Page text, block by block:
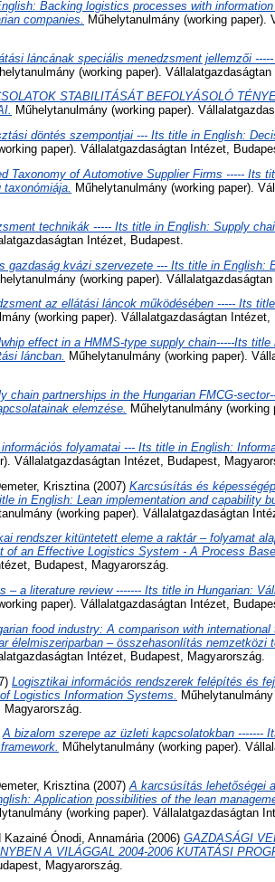
Backing logistics processes with
companies.
Műhelytanulmány (working paper).
láncának speciális menedzsment jellemzői
(working paper).
STABILITÁSÁT BEFOLYÁSOLÓ
Műhelytanulmány (working paper).
döntés szempontjai --- Its title in English:
paper). Vállalatgazdaságtan Intézet,
Taxonomy of Automotive Supplier Firms ----- Its
Műhelytanulmány (working paper).
technikák ----- Its title in English: Supply
Intézet, Budapest.
gazdaság kvázi szervezete --- Its title in English:
(working paper).
az ellátási láncok működésében ----- Its
(working paper). Vállalatgazdaságtan Intézet,
effect in a HMMS-type supply chain-----Its title
láncban. Műhelytanulmány (working paper).
chain partnerships in the Hungarian FMCG-
elemzése.
Műhelytanulmány
folyamatai --- Its title in English:
Vállalatgazdaságtan Intézet, Budapest,
Krisztina (2007) Karcsúsítás és
in English: Lean implementation and capability
(working paper). Vállalatgazdaságtan
rendszer kitüntetett eleme a raktár – folyamat
of an Effective Logistics System - A Process
Budapest, Magyarország.
– a literature review ------- Its title in Hungarian:
paper). Vállalatgazdaságtan Intézet,
food industry: A comparison with
élelmiszeriparban – összehasonlítás nemzetközi
Intézet, Budapest, Magyarország.
Logisztikai információs rendszerek felépítés és
Logistics Information Systems.
Műhelytanulmány
A bizalom szerepe az üzleti kapcsolatokban -------
Műhelytanulmány (working paper).
Krisztina(2007)A karcsúsítás lehetőségei
Application possibilities of the lean
(working paper). Vállalatgazdaságtan
Kazainé Ónodi, Annamária(2006) GAZDASÁGI
A VILÁGGAL 2004-2006 KUTATÁSI
Magyarország.